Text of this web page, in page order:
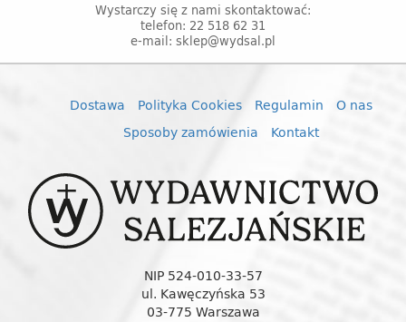
Wystarczy się z nami skontaktować:
telefon: 22 518 62 31
e-mail: sklep@wydsal.pl
Dostawa Polityka Cookies Regulamin
O nas
Sposoby zamówienia
Kontakt
NIP 524-010-33-57
ul. Kawęczyńska 53
03-775 Warszawa